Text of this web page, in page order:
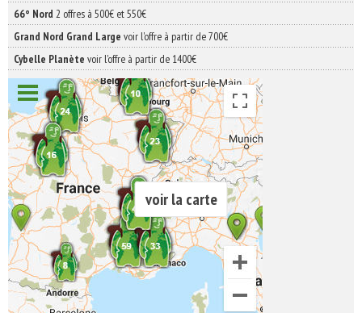
66° Nord 2 offres à 500€ et 550€
Grand Nord Grand Large voir l'offre à partir de 700€
Cybelle Planète voir l'offre à partir de 1400€
voir la carte